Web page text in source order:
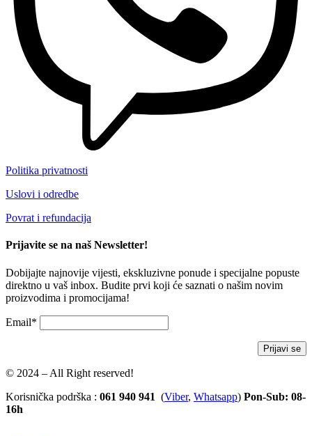
Politika privatnosti
Uslovi i odredbe
Povrat i refundacija
Prijavite se na naš Newsletter!
Dobijajte najnovije vijesti, ekskluzivne ponude i specijalne popuste
direktno u vaš inbox. Budite prvi koji će saznati o našim novim
proizvodima i promocijama!
Email*
© 2024 – All Right reserved!
Korisnička podrška : 061 940 941 (Viber, Whatsapp) Pon-Sub: 08-
16h